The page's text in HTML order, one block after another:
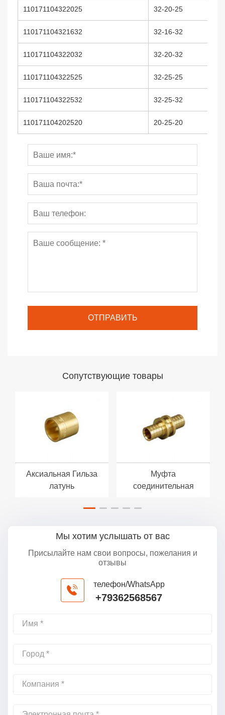
110171104322025 32-20-25
110171104321632 32-16-32
110171104322032 32-20-32
110171104322525 32-25-25
110171104322532 32-25-32
110171104202520 20-25-20
Cопутствующие товары
Аксиальная Гильза
латунь
Муфта
соединительная
Мы хотим услышать от вас
Присылайте нам свои вопросы, пожелания и
отзывы
телефон/WhatsApp
+79362568567